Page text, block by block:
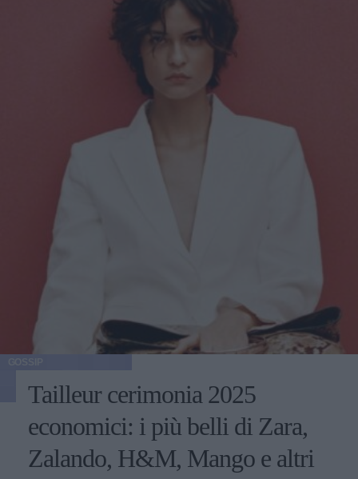
Tailleur cerimonia 2025
economici: i più belli di Zara,
Zalando, H&M, Mango e altri